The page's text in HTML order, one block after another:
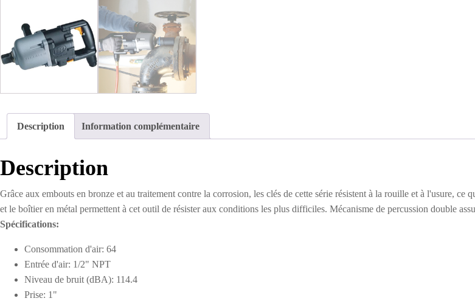
Description Information complémentaire
Description
Grâce aux embouts en bronze et au traitement contre la corrosion, les clés de cette série résistent à la rouille et à l'usure,
et le boîtier en métal permettent à cet outil de résister aux conditions les plus difficiles. Mécanisme de percussion double
Spécifications:
Consommation d'air: 64
Entrée d'air: 1/2" NPT
Niveau de bruit (dBA): 114.4
Prise: 1"